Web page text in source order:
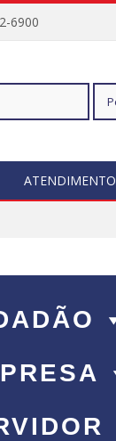
6900
ATENDIMENTO